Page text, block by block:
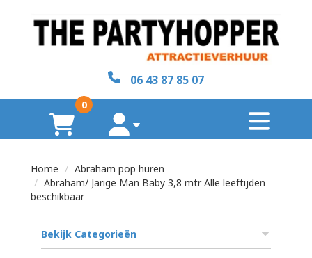
06 43 87 85 07
winkelwagen
0
account
sluiten
ons
Contact
zoeken
Home
Abraham pop huren
Abraham/ Jarige Man Baby 3,8 mtr Alle leeftijden
beschikbaar
Bekijk Categorieën